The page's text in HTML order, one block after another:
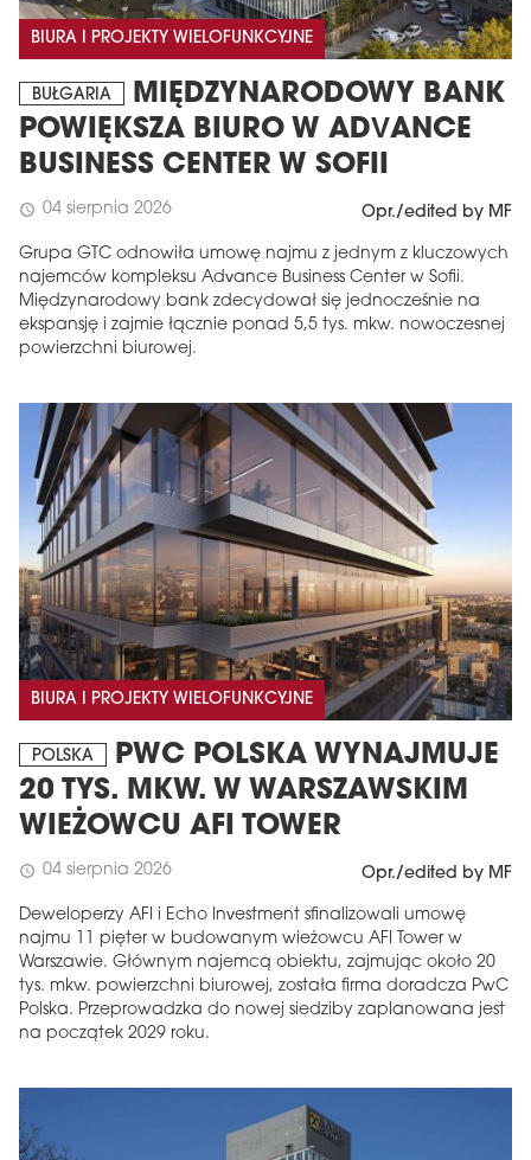
BIURA I PROJEKTY WIELOFUNKCYJNE
BUŁGARIA
MIĘDZYNARODOWY BANK
POWIĘKSZA BIURO W ADVANCE
BUSINESS CENTER W SOFII
schedule 04 sierpnia 2026 Opr./edited by MF
Grupa GTC odnowiła umowę najmu z jednym z kluczowych
najemców kompleksu Advance Business Center w Sofii.
Międzynarodowy bank zdecydował się jednocześnie na
ekspansję i zajmie łącznie ponad 5,5 tys. mkw. nowoczesnej
powierzchni biurowej.
BIURA I PROJEKTY WIELOFUNKCYJNE
POLSKA
PWC POLSKA WYNAJMUJE
20 TYS. MKW. W WARSZAWSKIM
WIEŻOWCU AFI TOWER
schedule 04 sierpnia 2026 Opr./edited by MF
Deweloperzy AFI i Echo Investment sfinalizowali umowę
najmu 11 pięter w budowanym wieżowcu AFI Tower w
Warszawie. Głównym najemcą obiektu, zajmując około 20
tys. mkw. powierzchni biurowej, została firma doradcza PwC
Polska. Przeprowadzka do nowej siedziby zaplanowana jest
na początek 2029 roku.